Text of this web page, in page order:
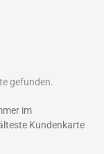
gefunden.
im
Kundenkarte